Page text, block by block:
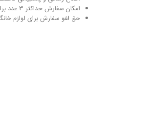
امکان سفارش حداکثر 3 عدد برای این محصول
حق لغو سفارش برای لوازم